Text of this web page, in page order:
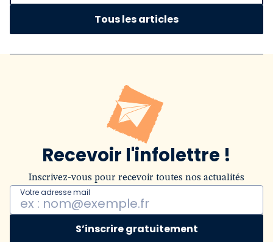
Tous les articles
Recevoir l'infolettre !
Inscrivez-vous pour recevoir toutes nos actualités
Votre adresse mail
S’inscrire gratuitement